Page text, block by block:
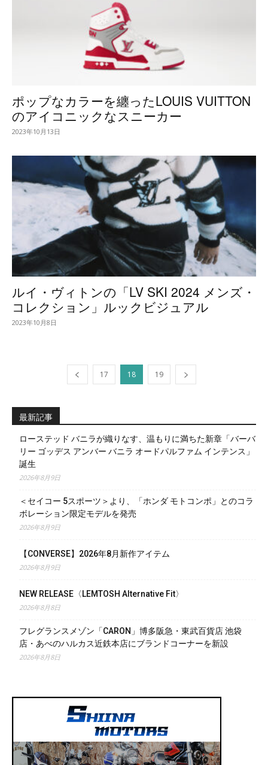
ポップなカラーを纏ったLOUIS VUITTON
のアイコニックなスニーカー
2023年10月13日
ルイ・ヴィトンの「LV SKI 2024 メンズ・
コレクション」ルックビジュアル
2023年10月8日
17 18 19
最新記事
ローステッド バニラが織りなす、温もりに満ちた新章「バーバ
リー ゴッデス アンバー バニラ オードパルファム インテンス」
誕生
2026年8月9日
＜セイコー 5スポーツ＞より、「ホンダ モトコンポ」とのコラ
ボレーション限定モデルを発売
2026年8月9日
【CONVERSE】2026年8月新作アイテム
2026年8月9日
NEW RELEASE〈LEMTOSH Alternative Fit〉
2026年8月8日
フレグランスメゾン「CARON」博多阪急・東武百貨店 池袋
店・あべのハルカス近鉄本店にブランドコーナーを新設
2026年8月8日